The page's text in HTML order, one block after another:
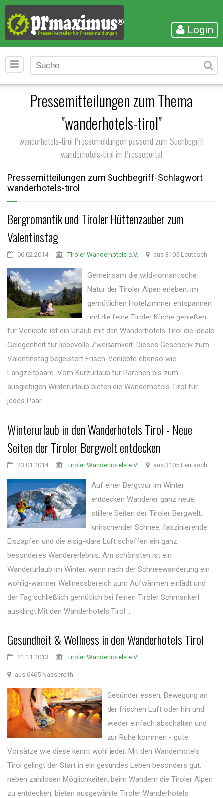
Login
Pressemitteilungen zum Thema
"wanderhotels-tirol"
wanderhotels-tirol Pressemeldungen passend zum Suchbegriff
wanderhotels-tirol im Presseportal
Pressemitteilungen zum Suchbegriff-Schlagwort
wanderhotels-tirol
Bergromantik und Tiroler Hüttenzauber zum
Valentinstag
06.02.2014 Tiroler Wanderhotels e.V. aus 3105 Leutasch
Gemeinsam die wild-romantische
Natur der Tiroler Alpen erleben, im
gemütlichen Hotelzimmer entspannen
und die feine Tiroler Küche genießen:
für Verliebte ist ein Urlaub mit den Wanderhotels Tirol die ideale
Gelegenheit für liebevolle Zweisamkeit. Dieses Geschenk zum
Valentinstag begeistert Frisch-Verliebte ebenso wie
Langzeitpaare. Vom Kurzurlaub für Pärchen bis zum
ausgiebigen Winterurlaub bieten die Wanderhotels Tirol für
jedes Paar ...
Winterurlaub in den Wanderhotels Tirol - Neue
Seiten der Tiroler Bergwelt entdecken
23.01.2014 Tiroler Wanderhotels e.V. aus 3105 Leutasch
Auf einer Bergtour im Winter
entdecken Wanderer ganz neue,
stillere Seiten der Tiroler Bergwelt:
knirschender Schnee, faszinierende
Eiszapfen und die eisig-klare Luft schaffen ein ganz
besonderes Wandererlebnis. Am schönsten ist ein
Wanderurlaub im Winter, wenn nach der Schneewanderung ein
wohlig-warmer Wellnessbereich zum Aufwärmen einlädt und
der Tag schließlich gemütlich bei feinen Tiroler Schmankerl
ausklingt.Mit den Wanderhotels Tirol ...
Gesundheit & Wellness in den Wanderhotels Tirol
21.11.2013 Tiroler Wanderhotels e.V.
aus 6465 Nassereith
Gesünder essen, Bewegung an
der frischen Luft oder hin und
wieder einfach abschalten und
zur Ruhe kommen - gute
Vorsätze wie diese kennt wohl jeder. Mit den Wanderhotels
Tirol gelingt der Start in ein gesundes Leben besonders gut:
neben zahllosen Möglichkeiten, beim Wandern die Tiroler Alpen
zu entdecken, bieten ausgewählte Tiroler Wanderhotels